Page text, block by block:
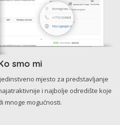
smo mi
mjesto za predstavljanje
i najbolje odredište koje
mnoge mogućnosti.